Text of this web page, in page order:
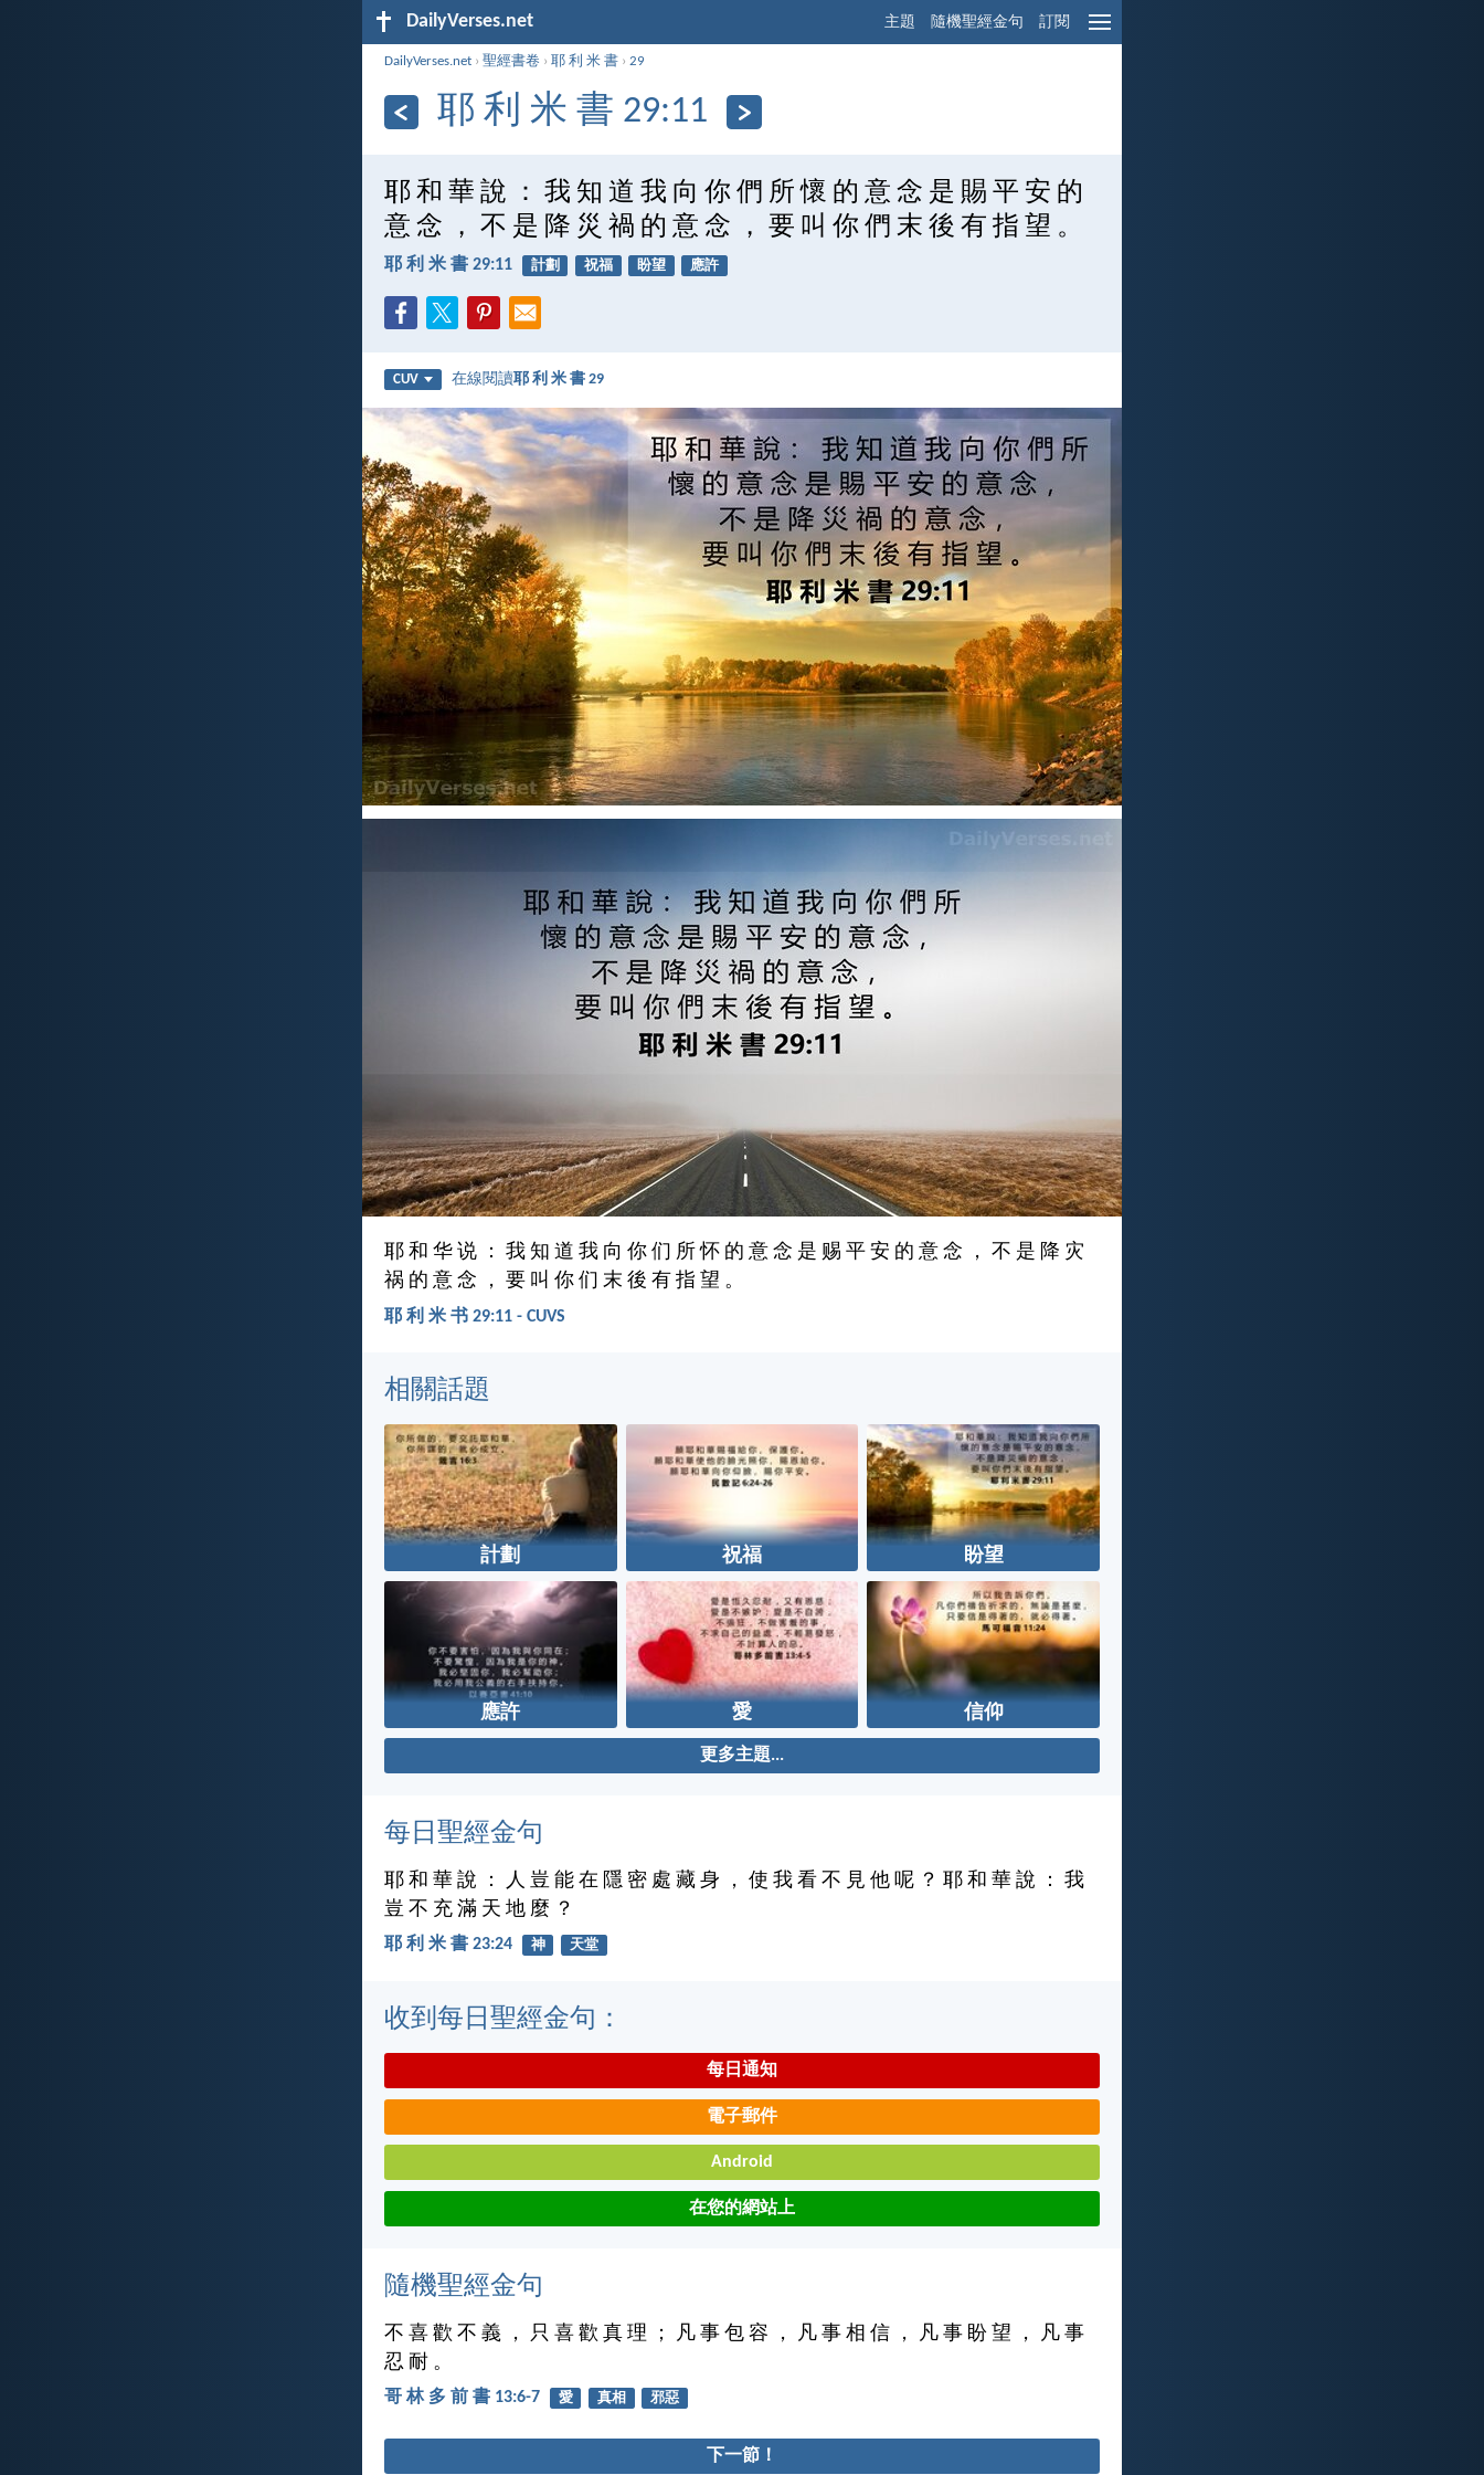
DailyVerses.net 主題 隨機聖經金句 訂閱
DailyVerses.net ›聖經書卷 ›耶 利 米 書 ›29
耶 利 米 書 29:11
耶 和 華 說 ： 我 知 道 我 向 你 們 所 懷 的 意 念 是 賜 平 安 的
意 念 ， 不 是 降 災 禍 的 意 念 ， 要 叫 你 們 末 後 有 指 望 。
耶 利 米 書 29:11 計劃 祝福 盼望 應許
CUV 在線閱讀耶 利 米 書 29
耶 和 华 说 ： 我 知 道 我 向 你 们 所 怀 的 意 念 是 赐 平 安 的 意 念 ， 不 是 降 灾
祸 的 意 念 ， 要 叫 你 们 末 後 有 指 望 。
耶 利 米 书 29:11 - CUVS
相關話題
計劃 祝福 盼望
應許 愛 信仰
更多主題...
每日聖經金句
耶 和 華 說 ： 人 豈 能 在 隱 密 處 藏 身 ， 使 我 看 不 見 他 呢 ？ 耶 和 華 說 ： 我
豈 不 充 滿 天 地 麼 ？
耶 利 米 書 23:24 神 天堂
收到每日聖經金句：
每日通知
電子郵件
Android
在您的網站上
隨機聖經金句
不 喜 歡 不 義 ， 只 喜 歡 真 理 ； 凡 事 包 容 ， 凡 事 相 信 ， 凡 事 盼 望 ， 凡 事
忍 耐 。
哥 林 多 前 書 13:6-7 愛 真相 邪惡
下一節！